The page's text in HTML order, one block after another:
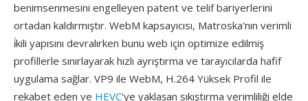
benimsenmesini engelleyen patent ve telif bariyerlerini
ortadan kaldırmıştır. WebM kapsayıcısı, Matroska'nın verimli
i̇kili yapısını devralırken bunu web için optimize edilmiş
profillerle sınırlayarak hızlı ayrıştırma ve tarayıcılarda hafif
uygulama sağlar. VP9 ile WebM, H.264 Yüksek Profil ile
rekabet eden ve HEVC'ye yaklaşan sıkıştırma verimliliği elde